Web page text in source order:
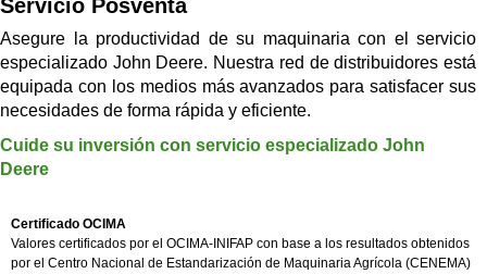
Servicio Posventa
Asegure la productividad de su maquinaria con el servicio
especializado John Deere. Nuestra red de distribuidores está
equipada con los medios más avanzados para satisfacer sus
necesidades de forma rápida y eficiente.
Cuide su inversión con servicio especializado John
Deere
Certificado OCIMA
Valores certificados por el OCIMA-INIFAP con base a los resultados obtenidos
por el Centro Nacional de Estandarización de Maquinaria Agrícola (CENEMA)